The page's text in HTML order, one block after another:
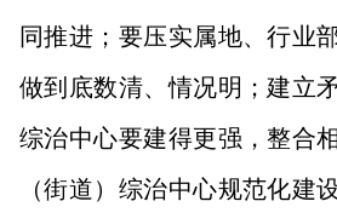
同推进；要压实属地、行业
做到底数清、情况明；建立
综治中心要建得更强，整合
（街道）综治中心规范化